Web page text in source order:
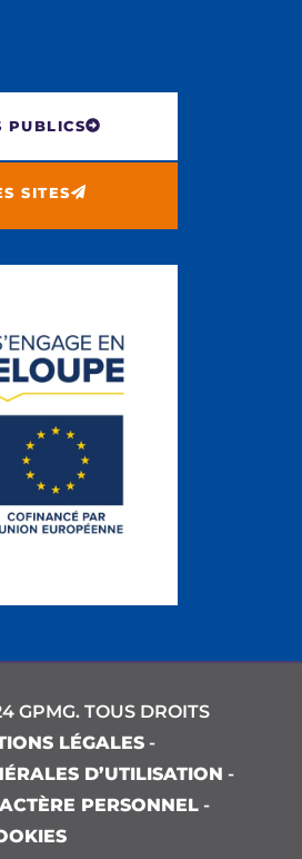
PUBLICS
SITES
GPMG. TOUS DROITS
LÉGALES -
D’UTILISATION -
PERSONNEL -